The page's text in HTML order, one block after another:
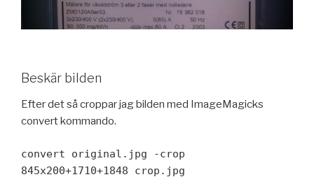
Beskär bilden
Efter det så croppar jag bilden med ImageMagicks
convert kommando.
convert original.jpg -crop
845x200+1710+1848 crop.jpg